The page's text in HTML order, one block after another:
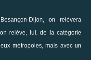
Dijon, on relèvera
relève, lui, de la catégorie
métropoles, mais avec un